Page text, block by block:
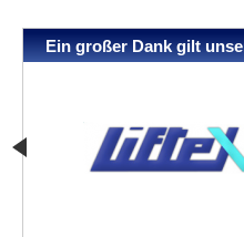
Ein großer Dank gilt